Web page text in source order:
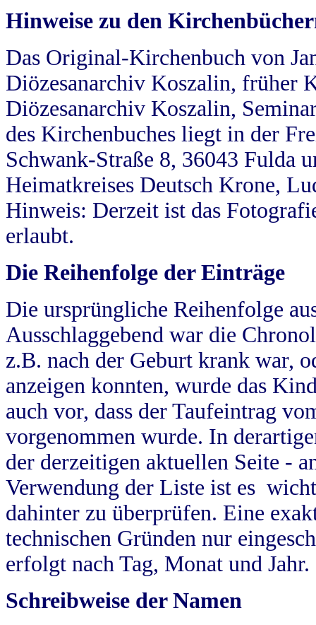
Hinweise zu den
Das Original-Kirchenbuch von
Diözesanarchiv Koszalin, früher
Diözesanarchiv Koszalin,
des Kirchenbuches liegt in der
Schwank-Straße 8, 36043 Fulda
Heimatkreises Deutsch Krone,
Hinweis: Derzeit ist das
erlaubt.
Die Reihenfolge der Einträge
Die ursprüngliche Reihenfolge
Ausschlaggebend war die
z.B. nach der Geburt krank war,
anzeigen konnten, wurde das
auch vor, dass der Taufeintrag
vorgenommen wurde. In
der derzeitigen aktuellen Seite -
Verwendung der Liste ist es
dahinter zu überprüfen. Eine
technischen Gründen nur
erfolgt nach Tag, Monat und Jahr.
Schreibweise der Namen